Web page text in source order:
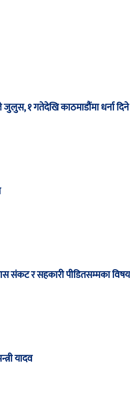
१ गतेदेखि काठमाडौंमा धर्ना
संकट र सहकारी पीडितसम्मका
यादव